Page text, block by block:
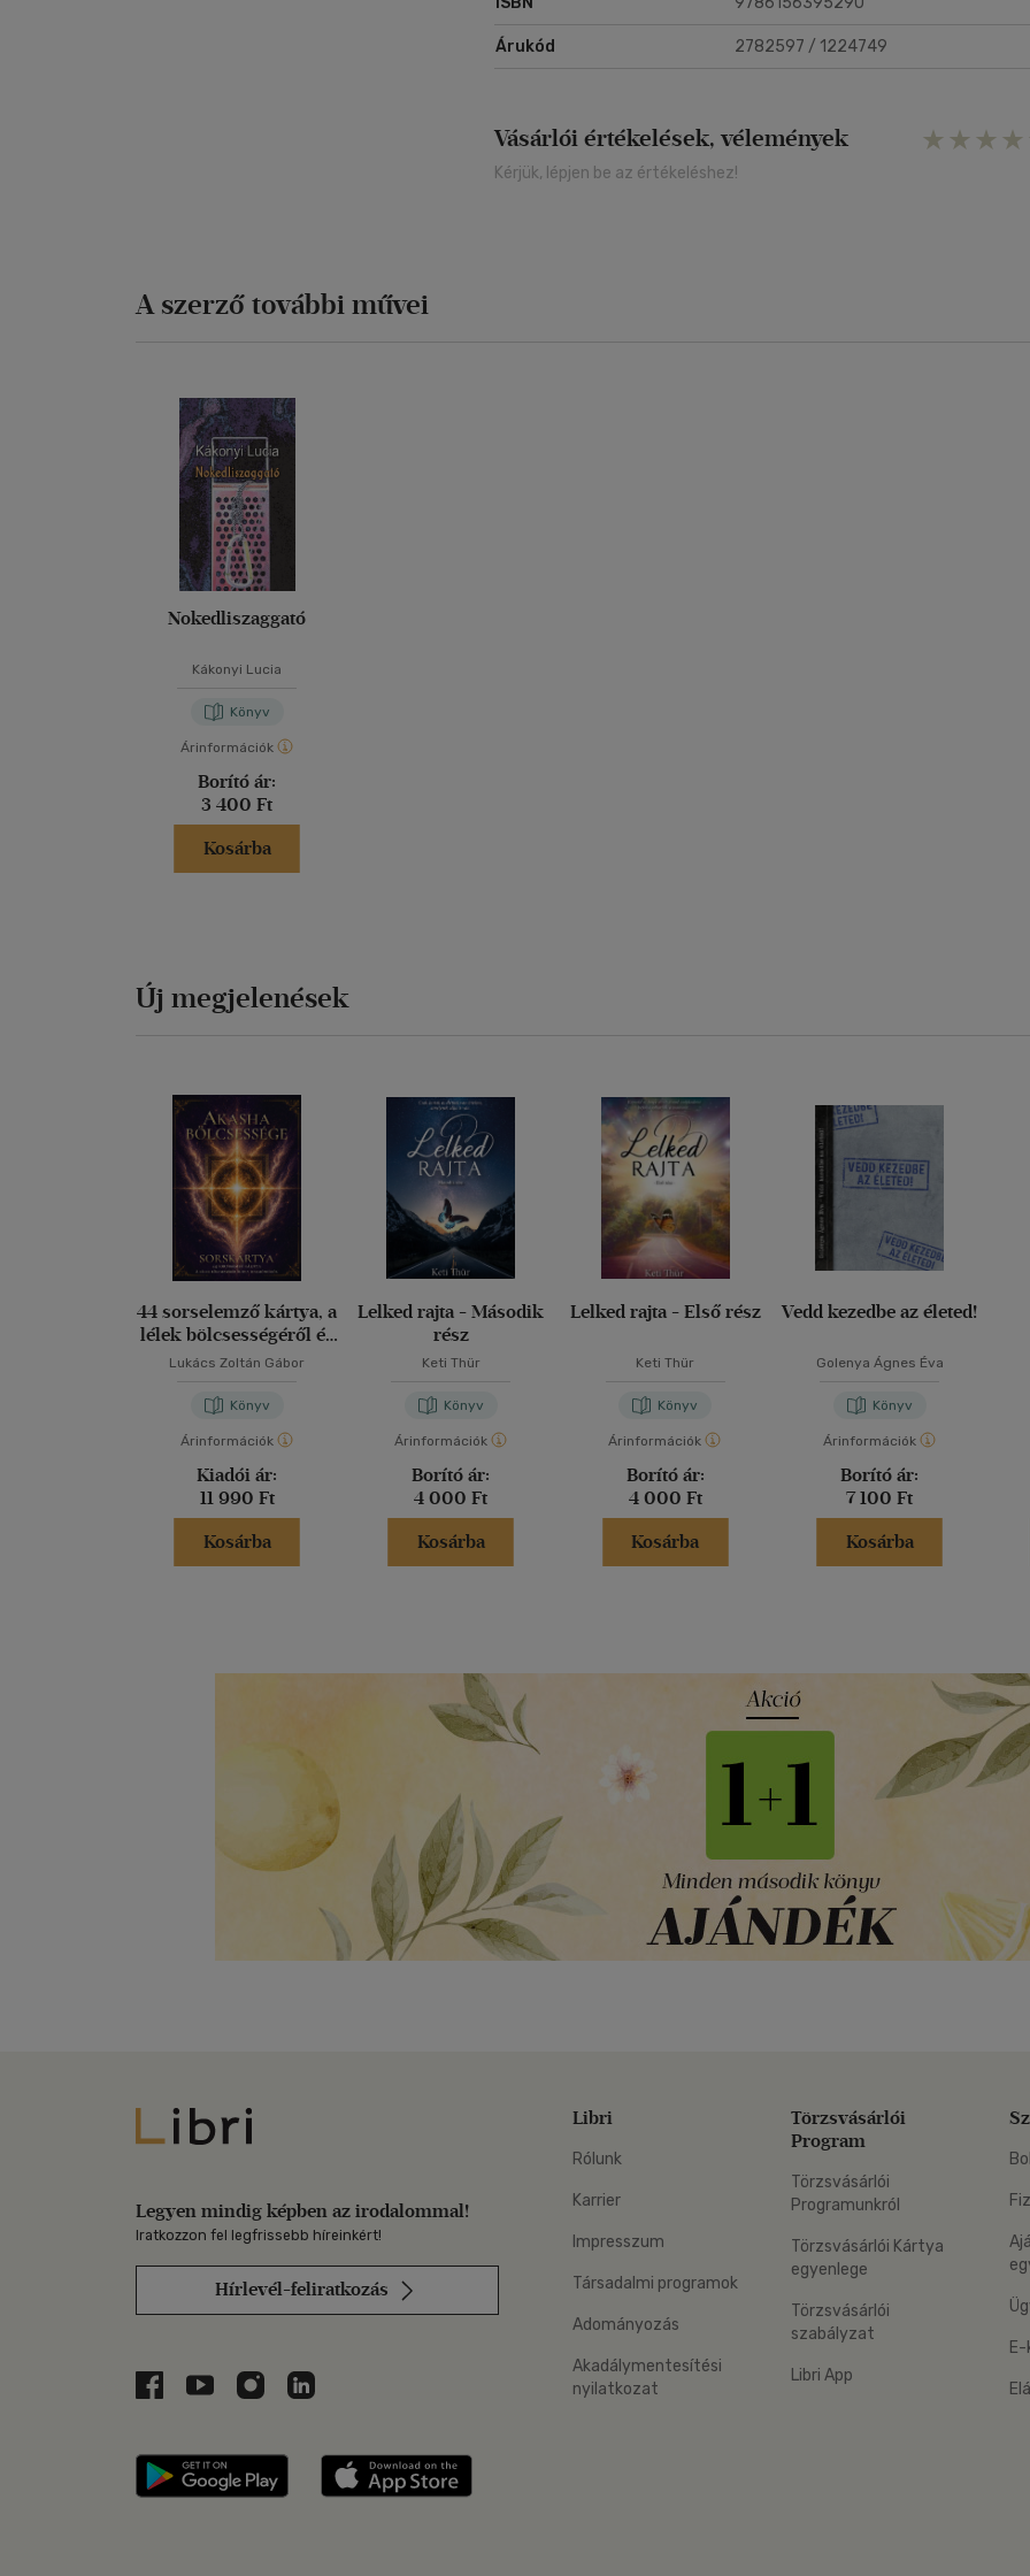
Árukód 2782597 / 1224749
Vásárlói értékelések, vélemények
Kérjük, lépjen be az értékeléshez!
A szerző további művei
Nokedliszaggató
Kákonyi Lucia
Könyv
Árinformációk
Borító ár:
3 400 Ft
Kosárba
Új megjelenések
44 sorselemző kártya, a
lélek bölcsességéről és
a harmóniáról
Lukács Zoltán Gábor
Könyv
Árinformációk
Kiadói ár:
11 990 Ft
Kosárba
Lelked rajta - Második
rész
Keti Thür
Könyv
Árinformációk
Borító ár:
4 000 Ft
Kosárba
Lelked rajta - Első rész
Keti Thür
Könyv
Árinformációk
Borító ár:
4 000 Ft
Kosárba
Vedd kezedbe az életed!
Golenya Ágnes Éva
Könyv
Árinformációk
Borító ár:
7 100 Ft
Kosárba
Libri
Legyen mindig képben az irodalommal!
Iratkozzon fel legfrissebb híreinkért!
Hírlevél-feliratkozás
Libri a Facebookon
Libri a Youtube-on
Libri az Instagramon
Libri a LinkedInen
Libri applikáció Szerezd meg: Google Play
Libri
Rólunk
Karrier
Impresszum
Társadalmi programok
Adományozás
Akadálymentesítési
nyilatkozat
Törzsvásárlói
Program
Törzsvásárlói
Programunkról
Törzsvásárlói Kártya
egyenlege
Törzsvásárlói
szabályzat
Libri App